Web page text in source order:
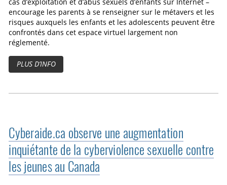
cas d’exploitation et d’abus sexuels d’enfants sur Internet –
encourage les parents à se renseigner sur le métavers et les
risques auxquels les enfants et les adolescents peuvent être
confrontés dans cet espace virtuel largement non
réglementé.
PLUS D’INFO
Cyberaide.ca observe une augmentation
inquiétante de la cyberviolence sexuelle contre
les jeunes au Canada